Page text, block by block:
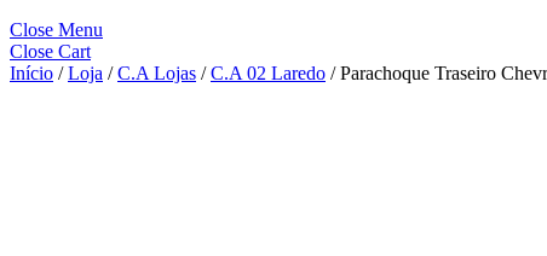
Close Menu
Close Cart
Início /Loja /C.A Lojas /C.A 02 Laredo / Parachoque Traseiro